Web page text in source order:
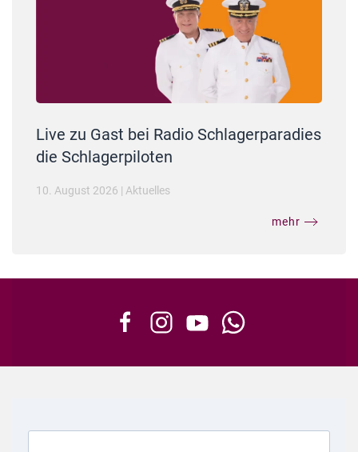
Live zu Gast bei Radio Schlagerparadies
die Schlagerpiloten
10. August 2026 | Aktuelles
mehr